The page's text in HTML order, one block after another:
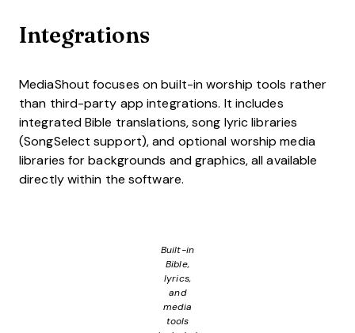
Integrations
MediaShout focuses on built-in worship tools rather
than third-party app integrations. It includes
integrated Bible translations, song lyric libraries
(SongSelect support), and optional worship media
libraries for backgrounds and graphics, all available
directly within the software.
Built-in
Bible,
lyrics,
and
media
tools